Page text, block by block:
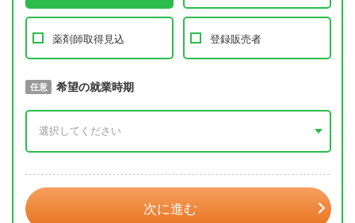
薬剤師取得見込 登録販売者
必須 取得予定年
任意 希望の就業時期
次に進む